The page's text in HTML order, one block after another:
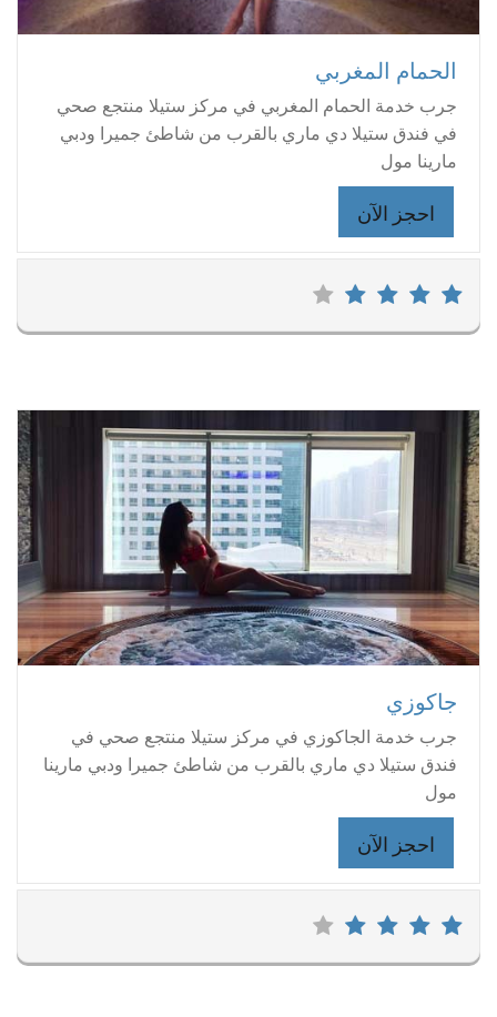
الحمام المغربي
جرب خدمة الحمام المغربي في مركز ستيلا منتجع صحي
في فندق ستيلا دي ماري بالقرب من شاطئ جميرا ودبي
مارينا مول
احجز الآن
جاكوزي
جرب خدمة الجاكوزي في مركز ستيلا منتجع صحي في
فندق ستيلا دي ماري بالقرب من شاطئ جميرا ودبي مارينا
مول
احجز الآن